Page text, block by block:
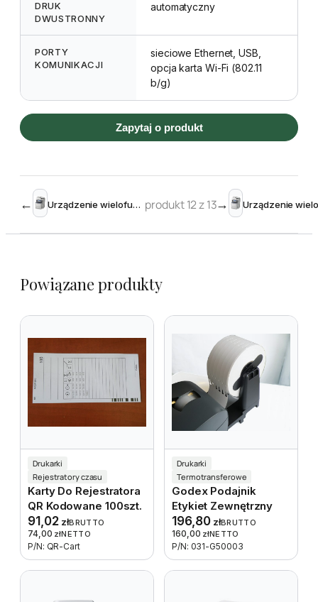
DRUK
DWUSTRONNY
automatyczny
PORTY
KOMUNIKACJI
sieciowe Ethernet, USB,
opcja karta Wi-Fi (802.11
b/g)
Zapytaj o produkt
← Urządzenie wielofunkcyjne OKI MC760dn produkt 12 z 13→
Powiązane produkty
Drukarki
Rejestratory czasu
Karty Do Rejestratora
QR Kodowane 100szt.
91,02 złBRUTTO
74,00 złNETTO
P/N: QR-Cart
Drukarki
Termotransferowe
Godex Podajnik
Etykiet Zewnętrzny
196,80 złBRUTTO
160,00 złNETTO
P/N: 031-G50003